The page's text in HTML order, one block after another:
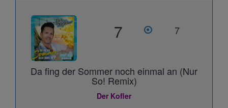
7 7
Da fing der Sommer noch einmal an (Nur
So! Remix)
Der Kofler